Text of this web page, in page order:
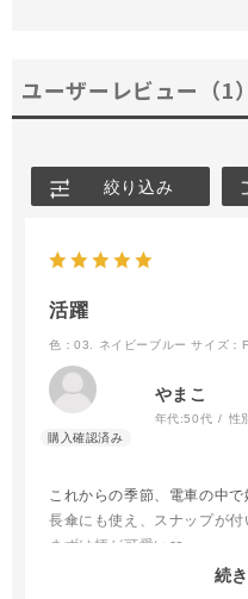
ユーザーレビュー （1）
絞り込み
活躍
色：03. ネイビーブルー サイズ：F
やまこ
年代:50代 性
これからの季節、電車の中で
長傘にも使え、スナップが付
まずは柄が可愛い❤️
使わない時もコンパクトに
続